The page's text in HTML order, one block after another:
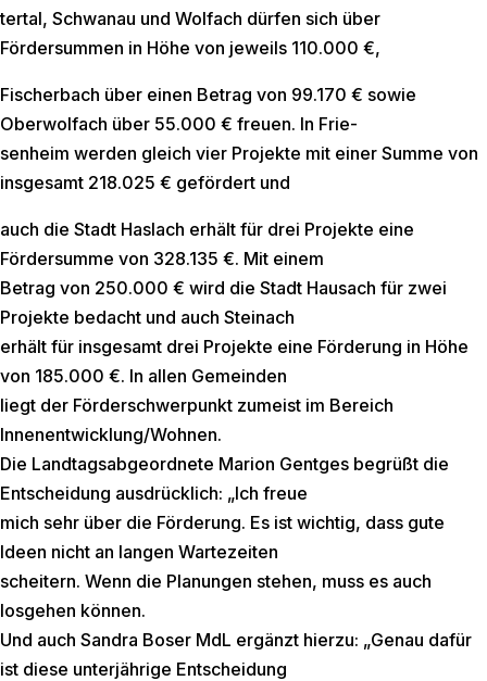
tertal, Schwanau und Wolfach dürfen sich über
Fördersummen in Höhe von jeweils 110.000 €,
Fischerbach über einen Betrag von 99.170 € sowie
Oberwolfach über 55.000 € freuen. In Frie-
senheim werden gleich vier Projekte mit einer Summe von
insgesamt 218.025 € gefördert und
auch die Stadt Haslach erhält für drei Projekte eine
Fördersumme von 328.135 €. Mit einem
Betrag von 250.000 € wird die Stadt Hausach für zwei
Projekte bedacht und auch Steinach
erhält für insgesamt drei Projekte eine Förderung in Höhe
von 185.000 €. In allen Gemeinden
liegt der Förderschwerpunkt zumeist im Bereich
Innenentwicklung/Wohnen.
Die Landtagsabgeordnete Marion Gentges begrüßt die
Entscheidung ausdrücklich: „Ich freue
mich sehr über die Förderung. Es ist wichtig, dass gute
Ideen nicht an langen Wartezeiten
scheitern. Wenn die Planungen stehen, muss es auch
losgehen können.
Und auch Sandra Boser MdL ergänzt hierzu: „Genau dafür
ist diese unterjährige Entscheidung